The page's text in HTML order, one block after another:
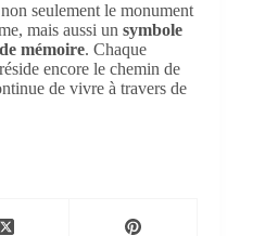
seulement le monument
mais aussi un symbole
mémoire. Chaque
encore le chemin de
de vivre à travers de